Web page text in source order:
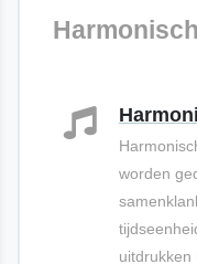
worden
uitdrukken